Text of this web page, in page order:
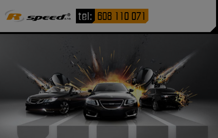
tel: 608 110 071